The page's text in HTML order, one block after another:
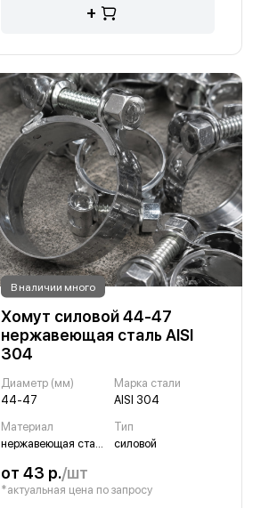
+
В наличии много
Хомут силовой 44-47
нержавеющая сталь AISI
304
Диаметр (мм)
44-47
Марка стали
AISI 304
Материал
нержавеющая сталь
Тип
силовой
от 43 р./шт
*актуальная цена по запросу